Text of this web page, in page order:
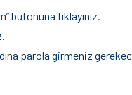
butonuna tıklayınız.
parola girmeniz